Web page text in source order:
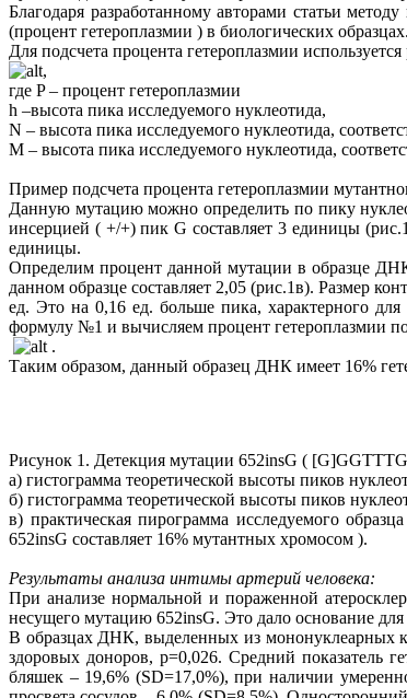
Благодаря разработанному авторами статьи
(процент гетероплазмии ) в биологических образцах.
Для подсчета процента гетероплазмии
,
где P – процент гетероплазмии
h –высота пика исследуемого нуклеотида,
N – высота пика исследуемого нуклеотида,
M – высота пика исследуемого нуклеотида,
Пример подсчета процента гетероплазмии
Данную мутацию можно определить по пику
инсерцией ( +/+) пик G составляет 3 единицы
единицы.
Определим процент данной мутации в образце
данном образце составляет 2,05 (рис.1в). Размер
ед. Это на 0,16 ед. больше пика, характерного
формулу №1 и вычисляем процент гетероплазмии
.
Таким образом, данный образец ДНК имеет 16%
Рисунок 1. Детекция мутации 652insG (
а) гистограмма теоретической высоты пиков
б) гистограмма теоретической высоты пиков
в) практическая пирограмма исследуемого
652insG составляет 16% мутантных хромосом ).
Результаты анализа интимы артерий человека:
При анализе нормальной и пораженной
несущего мутацию 652insG. Это дало основание
В образцах ДНК, выделенных из мононуклеарных
здоровых доноров, p=0,026. Средний показатель
бляшек – 19,6% (SD=17,0%), при наличии